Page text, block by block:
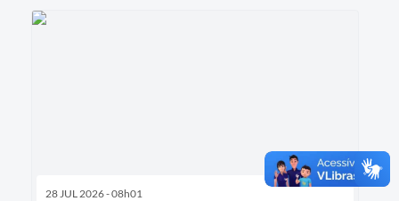
28 JUL 2026 - 08h01